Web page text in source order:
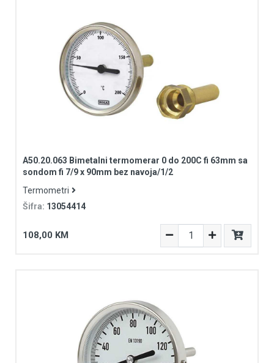
A50.20.063 Bimetalni termomerar 0 do 200C fi 63mm sa
sondom fi 7/9 x 90mm bez navoja/1/2
Termometri
Šifra: 13054414
108,00 KM